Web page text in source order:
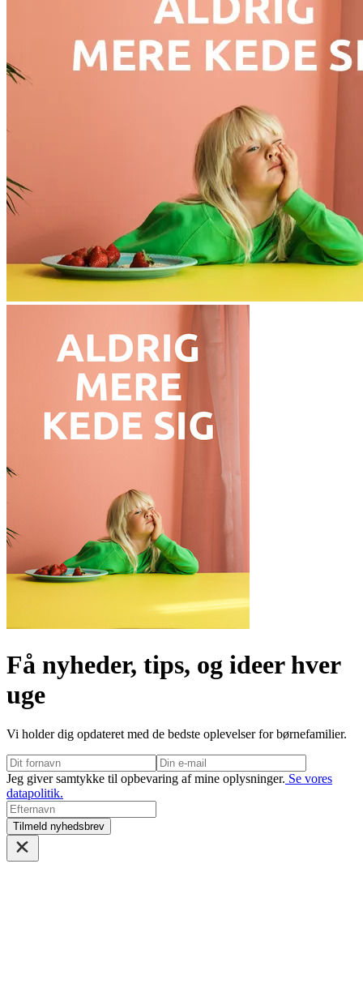
Få nyheder, tips, og ideer hver
uge
Vi holder dig opdateret med de bedste oplevelser for børnefamilier.
Jeg giver samtykke til opbevaring af mine oplysninger. Se vores
datapolitik.
Tilmeld nyhedsbrev